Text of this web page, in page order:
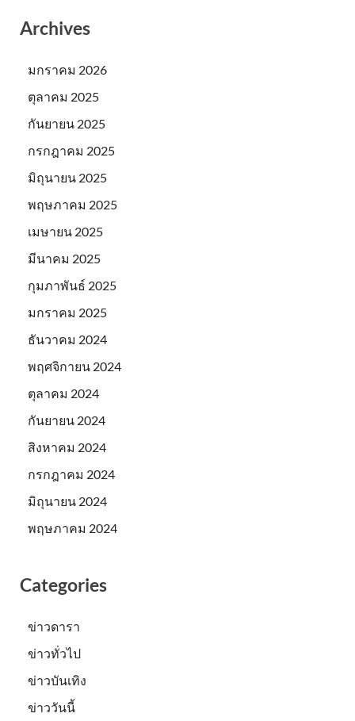
Archives
มกราคม 2026
ตุลาคม 2025
กันยายน 2025
กรกฎาคม 2025
มิถุนายน 2025
พฤษภาคม 2025
เมษายน 2025
มีนาคม 2025
กุมภาพันธ์ 2025
มกราคม 2025
ธันวาคม 2024
พฤศจิกายน 2024
ตุลาคม 2024
กันยายน 2024
สิงหาคม 2024
กรกฎาคม 2024
มิถุนายน 2024
พฤษภาคม 2024
Categories
ข่าวดารา
ข่าวทั่วไป
ข่าวบันเทิง
ข่าววันนี้